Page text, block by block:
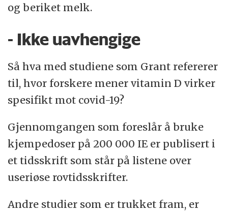
og beriket melk.
- Ikke uavhengige
Så hva med studiene som Grant refererer
til, hvor forskere mener vitamin D virker
spesifikt mot covid-19?
Gjennomgangen som foreslår å bruke
kjempedoser på 200 000 IE er publisert i
et tidsskrift som står på listene over
useriøse rovtidsskrifter.
Andre studier som er trukket fram, er